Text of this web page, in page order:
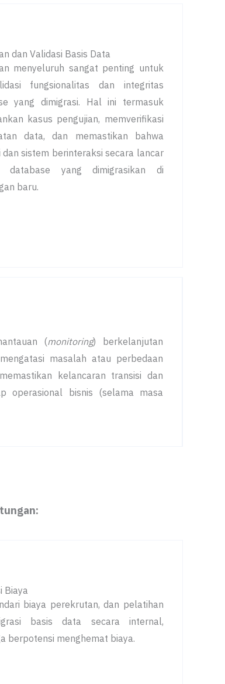
dan Validasi Basis Data
menyeluruh sangat penting untuk
fungsionalitas dan integritas
yang dimigrasi. Hal ini termasuk
kasus pengujian, memverifikasi
data, dan memastikan bahwa
dan sistem berinteraksi secara lancar
database yang dimigrasikan di
baru.
(monitoring) berkelanjutan
masalah atau perbedaan
kelancaran transisi dan
operasional bisnis (selama masa
Biaya
biaya perekrutan, dan pelatihan
basis data secara internal,
berpotensi menghemat biaya.